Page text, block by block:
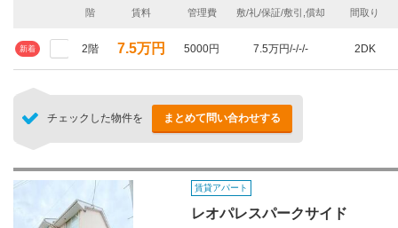
階 賃料 管理費 敷/礼/保証/敷引,償却 間取り
新着 2階 7.5万円 5000円 7.5万円/-/-/- 2DK
チェックした物件を まとめて問い合わせする
賃貸アパート
レオパレスパークサイド